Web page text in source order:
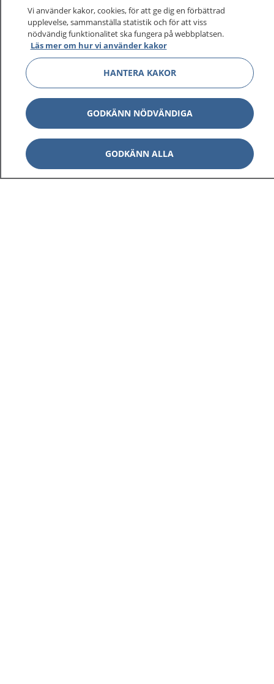
Vi använder kakor, cookies, för att ge dig en förbättrad
upplevelse, sammanställa statistik och för att viss
nödvändig funktionalitet ska fungera på webbplatsen.
Läs mer om hur vi använder kakor
HANTERA KAKOR
GODKÄNN NÖDVÄNDIGA
GODKÄNN ALLA